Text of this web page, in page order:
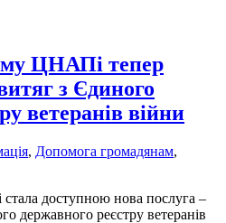
ЦНАПі тепер
з Єдиного
ветеранів війни
, Допомога громадянам,
доступною нова послуга –
державного реєстру ветеранів